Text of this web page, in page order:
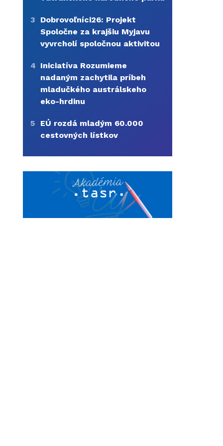
3
Dobrovoľníci26: Projekt
Spoločne za krajšiu Myjavu
vyvrcholí spoločnou aktivitou
4 Iniciatíva Rozumieme
nadaným zachytila príbeh
mladučkého austrálskeho
eko-hrdinu
5
EÚ rozdá mladým 60.000
cestovných lístkov